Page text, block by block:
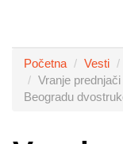
Početna Vesti
Vranje
Beogradu